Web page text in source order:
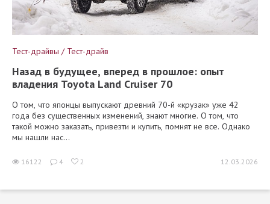
Тест-драйвы / Тест-драйв
Назад в будущее, вперед в прошлое: опыт
владения Toyota Land Cruiser 70
О том, что японцы выпускают древний 70-й «крузак» уже 42
года без существенных изменений, знают многие. О том, что
такой можно заказать, привезти и купить, помнят не все. Однако
мы нашли нас...
16122 4 2 12.03.2026